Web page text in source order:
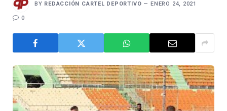
BY REDACCIÓN CARTEL DEPORTIVO ENERO 24, 2021
0